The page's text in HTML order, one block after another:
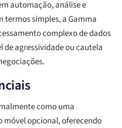
automação, análise e
termos simples, a Gamma
complexo de dados
de agressividade ou cautela
como uma
móvel opcional, oferecendo